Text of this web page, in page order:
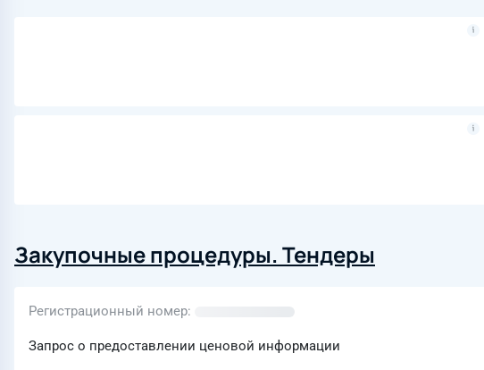
Закупочные процедуры. Тендеры
Регистрационный номер
Запрос о предоставлении ценовой информации